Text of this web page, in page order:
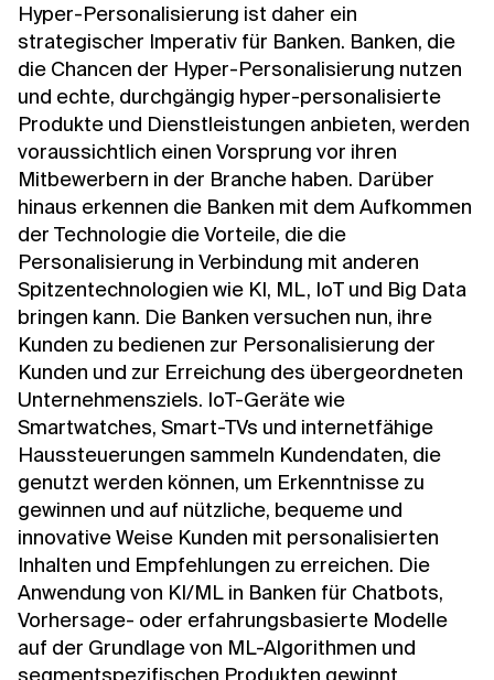
Hyper-Personalisierung ist daher ein
strategischer Imperativ für Banken. Banken, die
die Chancen der Hyper-Personalisierung nutzen
und echte, durchgängig hyper-personalisierte
Produkte und Dienstleistungen anbieten, werden
voraussichtlich einen Vorsprung vor ihren
Mitbewerbern in der Branche haben. Darüber
hinaus erkennen die Banken mit dem Aufkommen
der Technologie die Vorteile, die die
Personalisierung in Verbindung mit anderen
Spitzentechnologien wie KI, ML, IoT und Big Data
bringen kann. Die Banken versuchen nun, ihre
Kunden zu bedienen zur Personalisierung der
Kunden und zur Erreichung des übergeordneten
Unternehmensziels. IoT-Geräte wie
Smartwatches, Smart-TVs und internetfähige
Haussteuerungen sammeln Kundendaten, die
genutzt werden können, um Erkenntnisse zu
gewinnen und auf nützliche, bequeme und
innovative Weise Kunden mit personalisierten
Inhalten und Empfehlungen zu erreichen. Die
Anwendung von KI/ML in Banken für Chatbots,
Vorhersage- oder erfahrungsbasierte Modelle
auf der Grundlage von ML-Algorithmen und